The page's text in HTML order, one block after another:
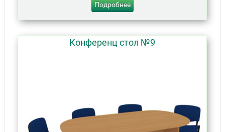
Подробнее
Конференц стол №9